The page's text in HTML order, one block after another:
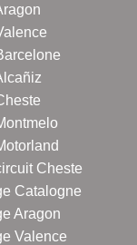
Cheste
Catalogne
Aragon
Valence